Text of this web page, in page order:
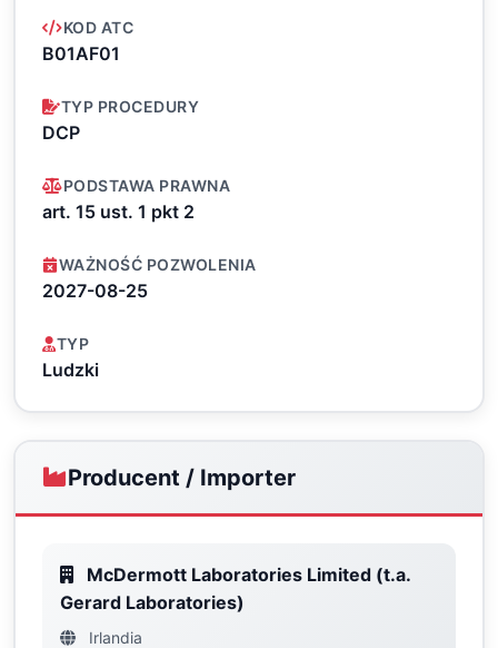
KOD ATC
B01AF01
TYP PROCEDURY
DCP
PODSTAWA PRAWNA
art. 15 ust. 1 pkt 2
WAŻNOŚĆ POZWOLENIA
2027-08-25
TYP
Ludzki
Producent / Importer
McDermott Laboratories Limited (t.a.
Gerard Laboratories)
Irlandia